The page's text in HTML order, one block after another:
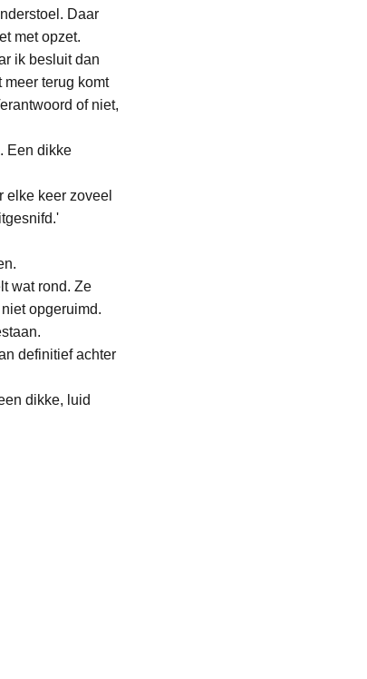
Daar
met opzet.
ik besluit dan
terug komt
of niet,
Een dikke
elke keer zoveel
wat rond. Ze
opgeruimd.
definitief achter
dikke, luid